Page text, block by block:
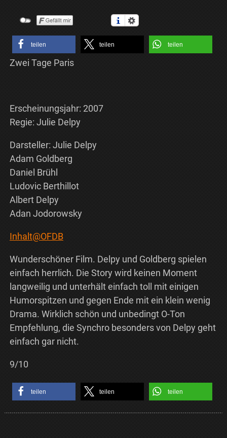
teilen teilen teilen
Zwei Tage Paris
Erscheinungsjahr: 2007
Regie: Julie Delpy
Darsteller: Julie Delpy
Adam Goldberg
Daniel Brühl
Ludovic Berthillot
Albert Delpy
Adan Jodorowsky
Inhalt@OFDB
Wunderschöner Film. Delpy und Goldberg spielen
einfach herrlich. Die Story wird keinen Moment
langweilig und unterhält einfach toll mit einigen
Humorspitzen und gegen Ende mit ein klein wenig
Drama. Wirklich schön und unbedingt O-Ton
Empfehlung, die Synchro besonders von Delpy geht
einfach gar nicht.
9/10
teilen teilen teilen